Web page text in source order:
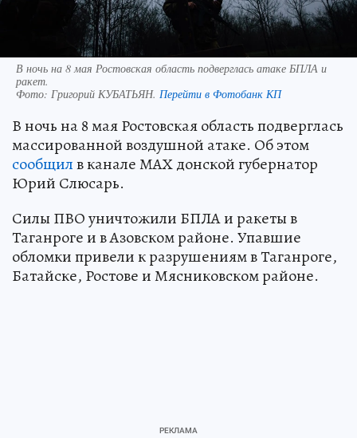
В ночь на 8 мая Ростовская область подверглась атаке БПЛА и
ракет.
Фото: Григорий КУБАТЬЯН. Перейти в Фотобанк КП
В ночь на 8 мая Ростовская область подверглась
массированной воздушной атаке. Об этом
сообщилв канале МАХ донской губернатор
Юрий Слюсарь.
Силы ПВО уничтожили БПЛА и ракеты в
Таганроге и в Азовском районе. Упавшие
обломки привели к разрушениям в Таганроге,
Батайске, Ростове и Мясниковском районе.